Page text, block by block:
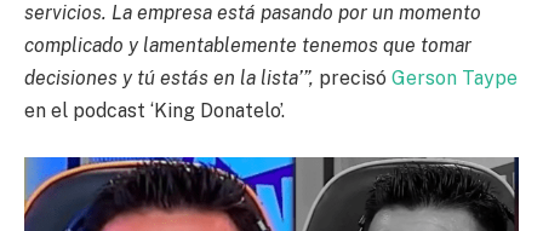
servicios. La empresa está pasando por un momento
complicado y lamentablemente tenemos que tomar
decisiones y tú estás en la lista’”, precisó Gerson Taype
en el podcast ‘King Donatelo’.